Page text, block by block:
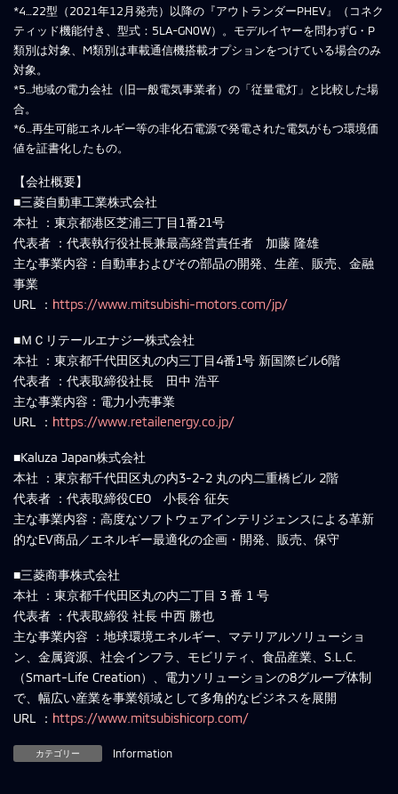
*4…22型（2021年12月発売）以降の『アウトランダーPHEV』（コネク
ティッド機能付き、型式：5LA-GN0W）。モデルイヤーを問わずG・P
類別は対象、M類別は車載通信機搭載オプションをつけている場合のみ
対象。
*5…地域の電力会社（旧一般電気事業者）の「従量電灯」と比較した場
合。
*6…再生可能エネルギー等の非化石電源で発電された電気がもつ環境価
値を証書化したもの。
【会社概要】
■三菱自動車工業株式会社
本社 ：東京都港区芝浦三丁目1番21号
代表者 ：代表執行役社長兼最高経営責任者 加藤 隆雄
主な事業内容：自動車およびその部品の開発、生産、販売、金融
事業
URL ： https://www.mitsubishi-motors.com/jp/
■ＭＣリテールエナジー株式会社
本社 ：東京都千代田区丸の内三丁目4番1号 新国際ビル6階
代表者 ：代表取締役社長 田中 浩平
主な事業内容：電力小売事業
URL ： https://www.retailenergy.co.jp/
■Kaluza Japan株式会社
本社 ：東京都千代田区丸の内3-2-2 丸の内二重橋ビル 2階
代表者 ：代表取締役CEO 小長谷 征矢
主な事業内容：高度なソフトウェアインテリジェンスによる革新
的なEV商品／エネルギー最適化の企画・開発、販売、保守
■三菱商事株式会社
本社 ：東京都千代田区丸の内二丁目 3 番 1 号
代表者 ：代表取締役 社長 中西 勝也
主な事業内容 ：地球環境エネルギー、マテリアルソリューショ
ン、金属資源、社会インフラ、モビリティ、食品産業、S.L.C.
（Smart-Life Creation）、電力ソリューションの8グループ体制
で、幅広い産業を事業領域として多角的なビジネスを展開
URL ： https://www.mitsubishicorp.com/
カテゴリー Information